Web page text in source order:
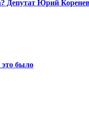
Депутат Юрий
было